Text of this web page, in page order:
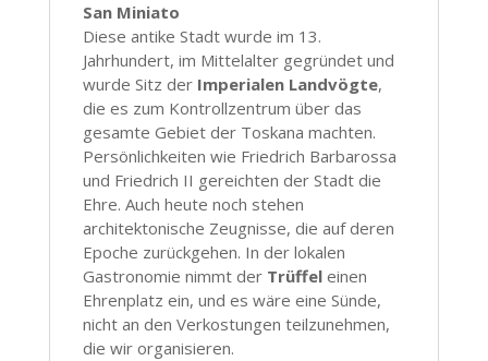
San Miniato
Diese antike Stadt wurde im 13.
Jahrhundert, im Mittelalter gegründet und
wurde Sitz der Imperialen Landvögte,
die es zum Kontrollzentrum über das
gesamte Gebiet der Toskana machten.
Persönlichkeiten wie Friedrich Barbarossa
und Friedrich II gereichten der Stadt die
Ehre. Auch heute noch stehen
architektonische Zeugnisse, die auf deren
Epoche zurückgehen. In der lokalen
Gastronomie nimmt der Trüffeleinen
Ehrenplatz ein, und es wäre eine Sünde,
nicht an den Verkostungen teilzunehmen,
die wir organisieren.